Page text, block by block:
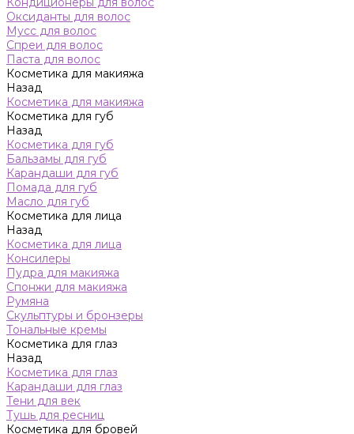
Оксиданты для волос
Мусс для волос
Спреи для волос
Паста для волос
Косметика для макияжа
Назад
Косметика для макияжа
Косметика для губ
Назад
Косметика для губ
Бальзамы для губ
Карандаши для губ
Помада для губ
Масло для губ
Косметика для лица
Назад
Косметика для лица
Консилеры
Пудра для макияжа
Спонжи для макияжа
Румяна
Скульптуры и бронзеры
Тональные кремы
Косметика для глаз
Назад
Косметика для глаз
Карандаши для глаз
Тени для век
Тушь для ресниц
Косметика для бровей